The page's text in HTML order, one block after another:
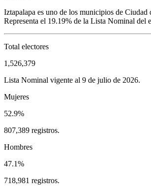
Iztapalapa es uno de los municipios de Ciudad
Representa el 19.19% de la Lista Nominal del
Total electores
1,526,379
Lista Nominal vigente al 9 de julio de 2026.
Mujeres
52.9%
807,389 registros.
Hombres
47.1%
718,981 registros.